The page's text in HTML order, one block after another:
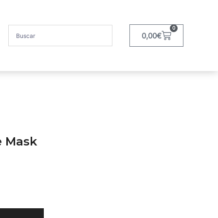
0,00€
0
Mask